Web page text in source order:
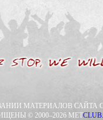
МАТЕРИАЛОВ САЙТА
© 2000–2026 METCLUB.